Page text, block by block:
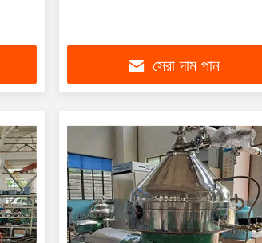
সেরা দাম পান